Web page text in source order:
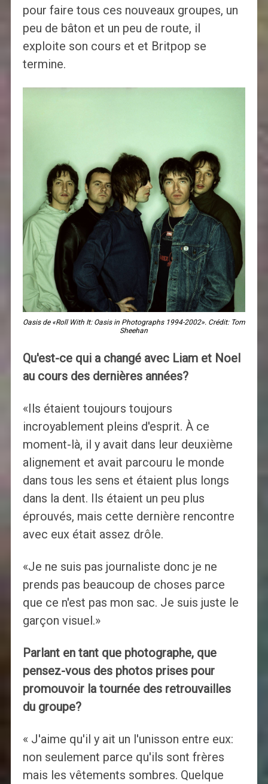
pour faire tous ces nouveaux groupes, un
peu de bâton et un peu de route, il
exploite son cours et et Britpop se
termine.
Oasis de «Roll With It: Oasis in Photographs 1994-2002». Crédit: Tom
Sheehan
Qu'est-ce qui a changé avec Liam et Noel
au cours des dernières années?
«Ils étaient toujours toujours
incroyablement pleins d'esprit. À ce
moment-là, il y avait dans leur deuxième
alignement et avait parcouru le monde
dans tous les sens et étaient plus longs
dans la dent. Ils étaient un peu plus
éprouvés, mais cette dernière rencontre
avec eux était assez drôle.
«Je ne suis pas journaliste donc je ne
prends pas beaucoup de choses parce
que ce n'est pas mon sac. Je suis juste le
garçon visuel.»
Parlant en tant que photographe, que
pensez-vous des photos prises pour
promouvoir la tournée des retrouvailles
du groupe?
« J'aime qu'il y ait un l'unisson entre eux:
non seulement parce qu'ils sont frères
mais les vêtements sombres. Quelque